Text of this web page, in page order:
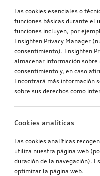
Las cookies esenciales o
funciones básicas durante el
funciones incluyen, por
Ensighten Privacy Manager
consentimiento). Ensighten
almacenar información sobre
consentimiento y, en caso
Encontrará más información
sobre sus derechos como
Cookies analíticas
Las cookies analíticas
utiliza nuestra página web
duración de la navegación).
optimizar la página web.